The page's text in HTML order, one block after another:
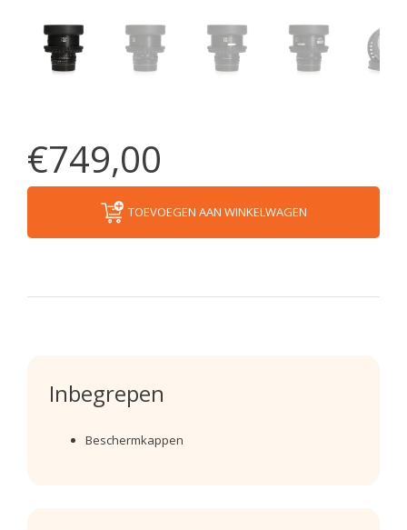
€749,00
TOEVOEGEN AAN WINKELWAGEN
Inbegrepen
Beschermkappen